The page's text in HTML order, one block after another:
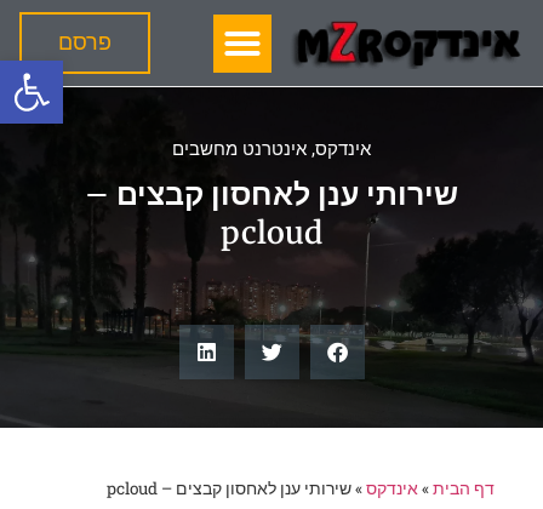
פרסם
אינדקס, אינטרנט מחשבים
שירותי ענן לאחסון קבצים –
pcloud
דף הבית»אינדקס»שירותי ענן לאחסון קבצים – pcloud